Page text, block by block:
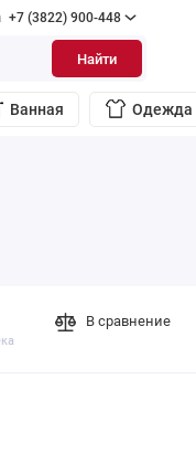
+7 (3822) 900-448
Найти
Ванная Одежда
В сравнение